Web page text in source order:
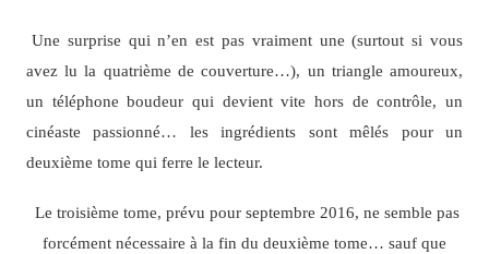
Une surprise qui n’en est pas vraiment une (surtout si vous
avez lu la quatrième de couverture…), un triangle amoureux,
un téléphone boudeur qui devient vite hors de contrôle, un
cinéaste passionné… les ingrédients sont mêlés pour un
deuxième tome qui ferre le lecteur.
Le troisième tome, prévu pour septembre 2016, ne semble pas
forcément nécessaire à la fin du deuxième tome… sauf que